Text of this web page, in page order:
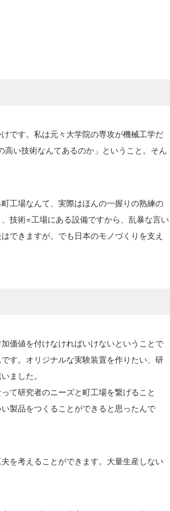
です。私は元々大学院の専攻が機械工学だ
い技術なんてあるのか」ということ。そん
工場なんて、実際はほんの一握りの熟練の
技術=工場にある設備ですから、乱暴な言い
できますが。でも日本のモノづくりを支え
価値を付けなければいけないということで
す。オリジナルな実験装置を作りたい、研
ました。
て研究者のニーズと町工場を繋げること
製品をつくることができると思ったんで
を考えることができます。大量生産しない